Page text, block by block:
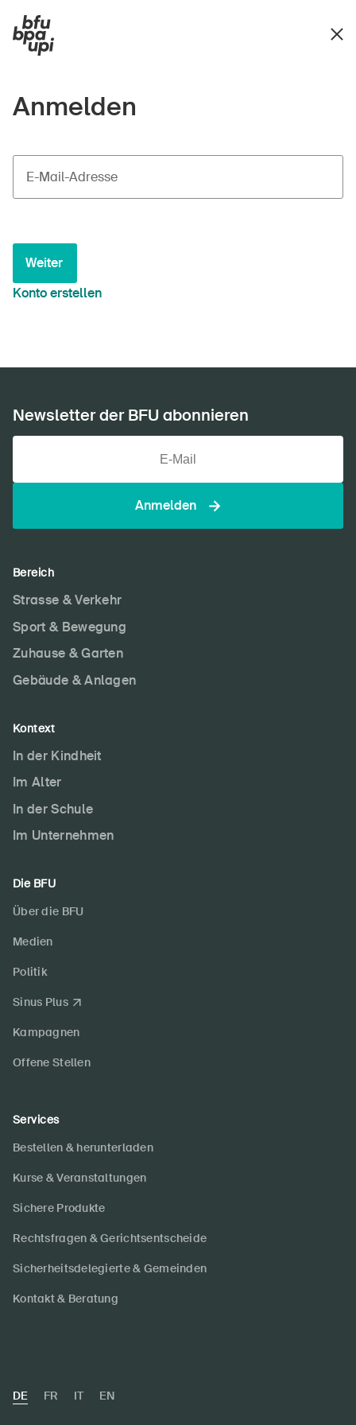
Anmelden
E-Mail-Adresse
Weiter
Konto erstellen
Newsletter der BFU abonnieren
Anmelden
Bereich
Strasse & Verkehr
Sport & Bewegung
Zuhause & Garten
Gebäude & Anlagen
Kontext
In der Kindheit
Im Alter
In der Schule
Im Unternehmen
Die BFU
Über die BFU
Medien
Politik
Sinus Plus
Kampagnen
Offene Stellen
Services
Bestellen & herunterladen
Kurse & Veranstaltungen
Sichere Produkte
Rechtsfragen & Gerichtsentscheide
Sicherheitsdelegierte & Gemeinden
Kontakt & Beratung
DE FR IT EN